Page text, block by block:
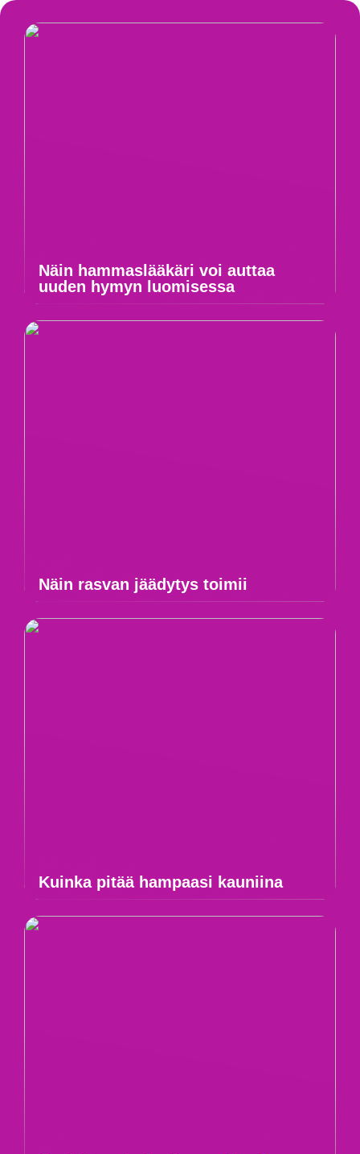
Näin hammaslääkäri voi auttaa
uuden hymyn luomisessa
Näin rasvan jäädytys toimii
Kuinka pitää hampaasi kauniina